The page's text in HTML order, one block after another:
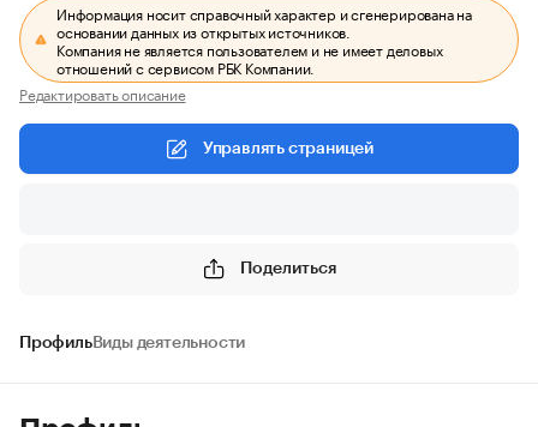
Информация носит справочный характер и сгенерирована на
основании данных из открытых источников.
Компания не является пользователем и не имеет деловых
отношений с сервисом РБК Компании.
Редактировать описание
Управлять страницей
Поделиться
ПрофильВиды деятельности